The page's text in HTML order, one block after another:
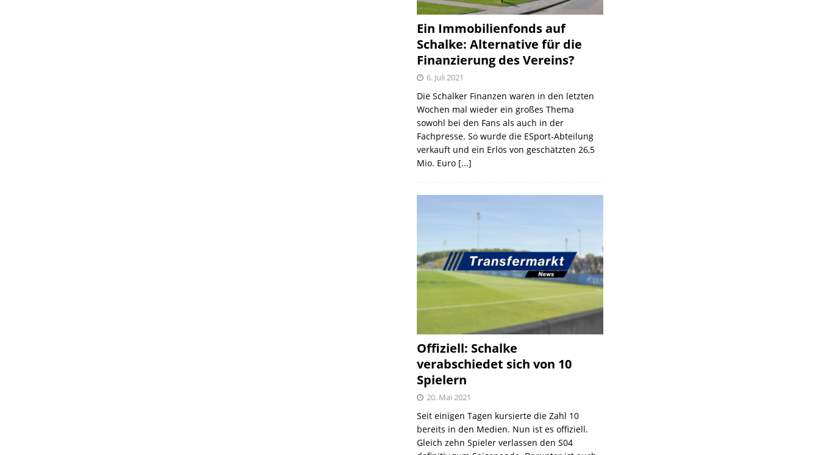
Ein Immobilienfonds auf
Schalke: Alternative für die
Finanzierung des Vereins?
6. Juli 2021
Die Schalker Finanzen waren in den letzten
Wochen mal wieder ein großes Thema
sowohl bei den Fans als auch in der
Fachpresse. So wurde die ESport-Abteilung
verkauft und ein Erlös von geschätzten 26,5
Mio. Euro [...]
Offiziell: Schalke
verabschiedet sich von 10
Spielern
20. Mai 2021
Seit einigen Tagen kursierte die Zahl 10
bereits in den Medien. Nun ist es offiziell.
Gleich zehn Spieler verlassen den S04